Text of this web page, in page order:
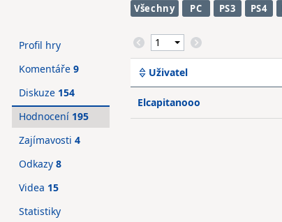
Všechny PC PS3 PS4
Uživatel
Elcapitanooo
Profil hry
Komentáře 9
Diskuze 154
Hodnocení 195
Zajímavosti 4
Odkazy 8
Videa 15
Statistiky